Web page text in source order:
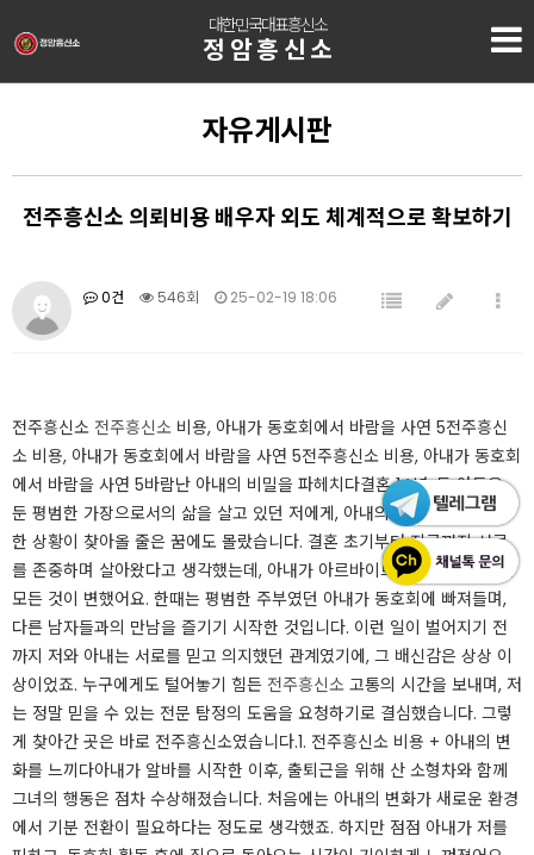
대한민국대표흥신소
정암흥신소
자유게시판
전주흥신소 의뢰비용 배우자 외도 체계적으로 확보하기
0건 546회 25-02-19 18:06
전주흥신소 전주흥신소 비용, 아내가 동호회에서 바람을 사연 5전주흥신
소 비용, 아내가 동호회에서 바람을 사연 5전주흥신소 비용, 아내가 동호회
에서 바람을 사연 5​​바람난 아내의 비밀을 파헤치다​결혼 14년, 두 아들을
둔 평범한 가장으로서의 삶을 살고 있던 저에게, 아내의 외도로 인한 불행
한 상황이 찾아올 줄은 꿈에도 몰랐습니다. 결혼 초기부터 지금까지 서로
를 존중하며 살아왔다고 생각했는데, 아내가 아르바이트를 시작한 후부터
모든 것이 변했어요. ​한때는 평범한 주부였던 아내가 동호회에 빠져들며,
다른 남자들과의 만남을 즐기기 시작한 것입니다. 이런 일이 벌어지기 전
까지 저와 아내는 서로를 믿고 의지했던 관계였기에, 그 배신감은 상상 이
상이었죠. 누구에게도 털어놓기 힘든 전주흥신소 고통의 시간을 보내며, 저
는 정말 믿을 수 있는 전문 탐정의 도움을 요청하기로 결심했습니다. 그렇
게 찾아간 곳은 바로 전주흥신소였습니다.​1. 전주흥신소 비용 + 아내의 변
화를 느끼다아내가 알바를 시작한 이후, 출퇴근을 위해 산 소형차와 함께
그녀의 행동은 점차 수상해졌습니다. 처음에는 아내의 변화가 새로운 환경
에서 기분 전환이 필요하다는 정도로 생각했죠. 하지만 점점 아내가 저를